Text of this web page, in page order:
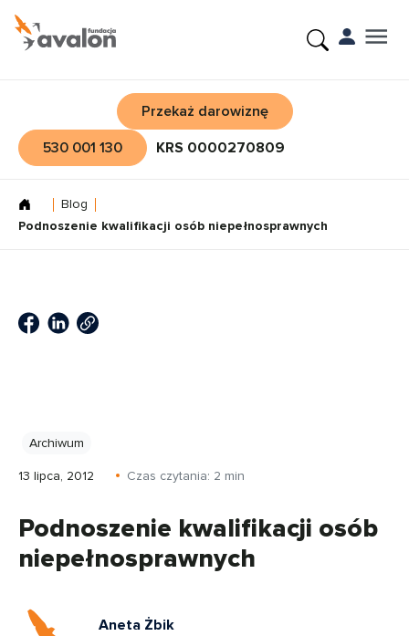
Przekaż darowiznę
530 001 130
KRS 0000270809
Blog
Podnoszenie kwalifikacji osób niepełnosprawnych
Archiwum
13 lipca, 2012 Czas czytania: 2 min
Podnoszenie kwalifikacji osób
niepełnosprawnych
Aneta Żbik